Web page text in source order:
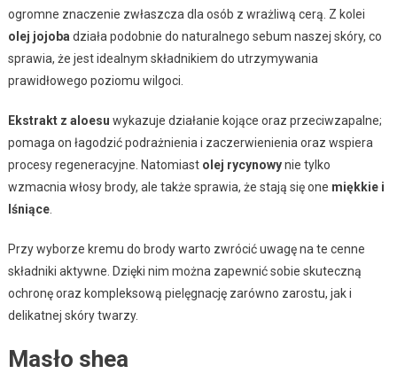
ogromne znaczenie zwłaszcza dla osób z wrażliwą cerą. Z kolei
olej jojoba działa podobnie do naturalnego sebum naszej skóry, co
sprawia, że jest idealnym składnikiem do utrzymywania
prawidłowego poziomu wilgoci.
Ekstrakt z aloesu wykazuje działanie kojące oraz przeciwzapalne;
pomaga on łagodzić podrażnienia i zaczerwienienia oraz wspiera
procesy regeneracyjne. Natomiast olej rycynowynie tylko
wzmacnia włosy brody, ale także sprawia, że stają się one miękkie i
lśniące.
Przy wyborze kremu do brody warto zwrócić uwagę na te cenne
składniki aktywne. Dzięki nim można zapewnić sobie skuteczną
ochronę oraz kompleksową pielęgnację zarówno zarostu, jak i
delikatnej skóry twarzy.
Masło shea